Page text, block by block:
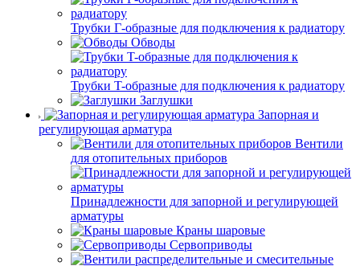
Трубки Г-образные для подключения к радиатору
Обводы
Трубки T-образные для подключения к радиатору
Заглушки
Запорная и
регулирующая арматура
Вентили
для отопительных приборов
Принадлежности для запорной и регулирующей
арматуры
Краны шаровые
Сервоприводы